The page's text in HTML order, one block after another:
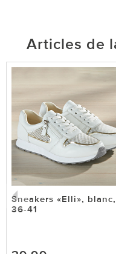
Articles de
Sneakers «Elli», blanc,
36-41